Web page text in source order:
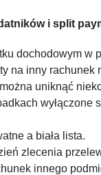
i split
dochodowym w
na inny rachunek
uniknąć
wyłączone
a biała lista.
zlecenia
innego